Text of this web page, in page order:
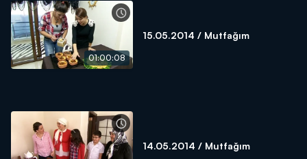
01:00:08
15.05.2014 / Mutfağım
14.05.2014 / Mutfağım